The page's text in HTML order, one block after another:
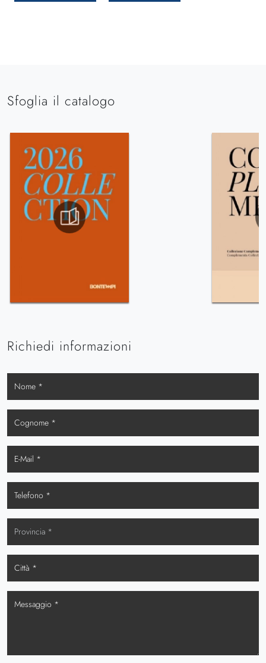
Sfoglia il catalogo
Richiedi informazioni